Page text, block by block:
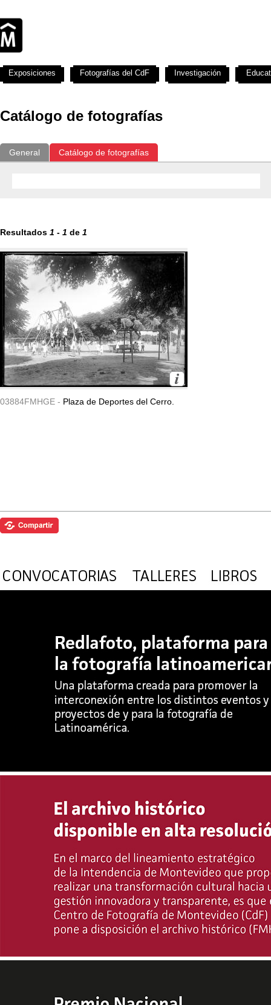
Catálogo de fotografías
General Catálogo de fotografías
Resultados 1 - 1 de 1
03884FMHGE - Plaza de Deportes del Cerro.
Exposiciones Fotografías del CdF Investigación